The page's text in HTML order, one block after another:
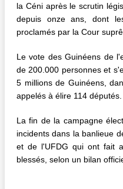
la Céni après le scrutin
depuis onze ans, dont
proclamés par la Cour
Le vote des Guinéens de
de 200.000 personnes et
5 millions de Guinéens,
appelés à élire 114 députés.
La fin de la campagne
incidents dans la banlieue
et de l'UFDG qui ont fait
blessés, selon un bilan